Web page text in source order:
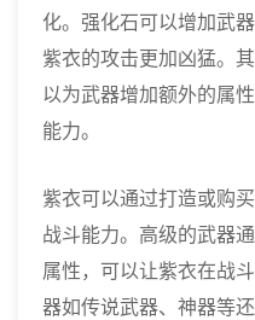
化。强化石可以增加武
紫衣的攻击更加凶猛。
以为武器增加额外的属
能力。
紫衣可以通过打造或购
战斗能力。高级的武器
属性，可以让紫衣在战
器如传说武器、神器等